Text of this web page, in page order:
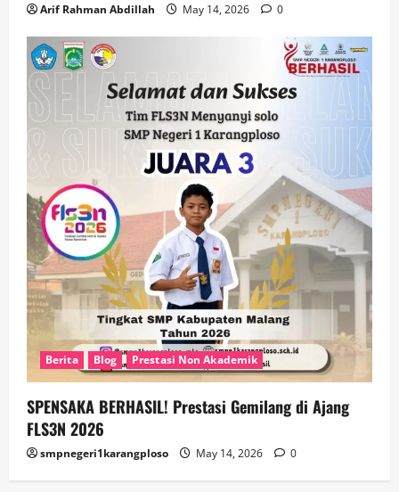
Arif Rahman Abdillah May 14, 2026 0
Berita Blog Prestasi Non Akademik
SPENSAKA BERHASIL! Prestasi Gemilang di Ajang
FLS3N 2026
smpnegeri1karangploso May 14, 2026 0